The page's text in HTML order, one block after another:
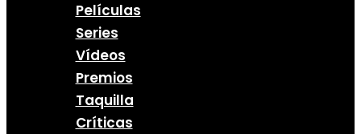
Películas
Series
Vídeos
Premios
Taquilla
Críticas